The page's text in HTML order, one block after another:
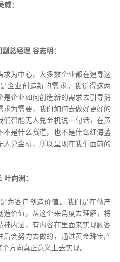
：
总经理 谷志明：
为中心，大多数企业都在追寻这
企业创造新的需求。我觉得这两
是企业如何创造新的需求去引导消
为需要，我们如何去做好更好的
智能无人兑金机说一句话，在黄
是什么赛道，也不是什么红海蓝
兑金机，所以呈现在我们面前的
向洲：
为客户创造价值。我们是在做产
造价值，从这个来角度去理解，将
内涵，有内容在里面来实现顾客
会努力去做的，通过黄金珠宝产
方向真正意义上去实现。